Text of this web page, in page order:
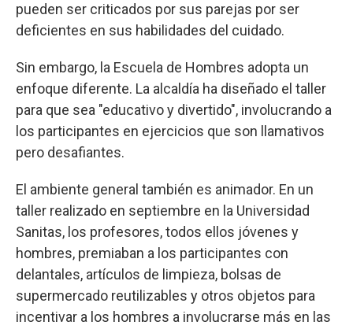
pueden ser criticados por sus parejas por ser
deficientes en sus habilidades del cuidado.
Sin embargo, la Escuela de Hombres adopta un
enfoque diferente. La alcaldía ha diseñado el taller
para que sea "educativo y divertido", involucrando a
los participantes en ejercicios que son llamativos
pero desafiantes.
El ambiente general también es animador. En un
taller realizado en septiembre en la Universidad
Sanitas, los profesores, todos ellos jóvenes y
hombres, premiaban a los participantes con
delantales, artículos de limpieza, bolsas de
supermercado reutilizables y otros objetos para
incentivar a los hombres a involucrarse más en las